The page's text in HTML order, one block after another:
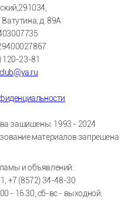
Ватутина, д. 89А
120-23-81
защищены. 1993 - 2024
материалов запрещена
и объявлений:
+7 (8572) 34-48-30
- 16.30; сб-вс - выходной.